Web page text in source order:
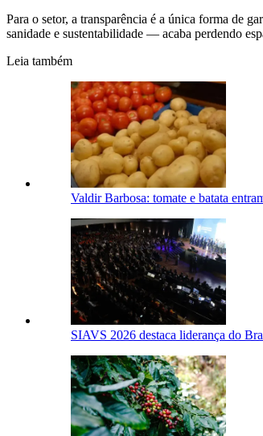
Para o setor, a transparência é a única forma de
sanidade e sustentabilidade — acaba perdendo
Leia também
Valdir Barbosa: tomate e batata
SIAVS 2026 destaca liderança do